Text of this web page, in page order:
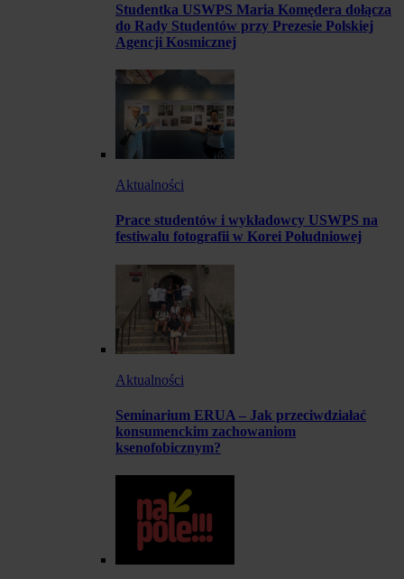
Studentka USWPS Maria Komędera dołącza
do Rady Studentów przy Prezesie Polskiej
Agencji Kosmicznej
Aktualności
Prace studentów i wykładowcy USWPS na
festiwalu fotografii w Korei Południowej
Aktualności
Seminarium ERUA – Jak przeciwdziałać
konsumenckim zachowaniom
ksenofobicznym?